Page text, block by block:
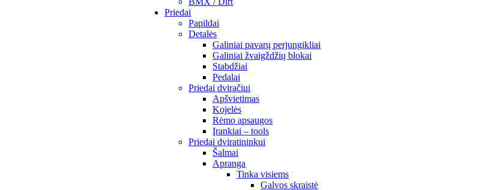
Priedai
Papildai
Detalės
Galiniai pavarų perjungikliai
Galiniai žvaigždžių blokai
Stabdžiai
Pedalai
Priedai dviračiui
Apšvietimas
Kojelės
Rėmo apsaugos
Įrankiai – tools
Priedai dviratininkui
Šalmai
Apranga
Tinka visiems
Galvos skraistė